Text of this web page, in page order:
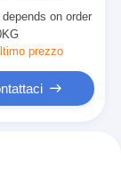
per
elettriche
depends on order
prezzo